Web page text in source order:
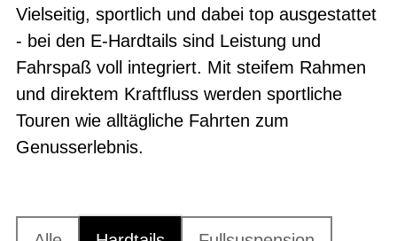
Vielseitig, sportlich und dabei top ausgestattet
- bei den E-Hardtails sind Leistung und
Fahrspaß voll integriert. Mit steifem Rahmen
und direktem Kraftfluss werden sportliche
Touren wie alltägliche Fahrten zum
Genusserlebnis.